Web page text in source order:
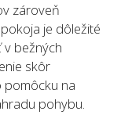
zároveň
je dôležité
bežných
skôr
pomôcku na
pohybu.